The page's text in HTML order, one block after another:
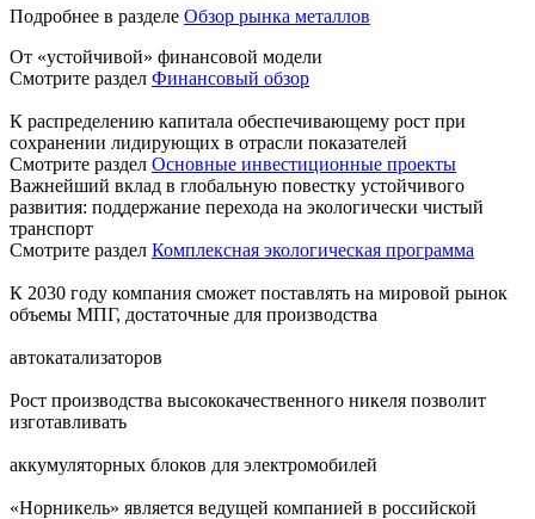
Подробнее в разделе Обзор рынка металлов
От «устойчивой» финансовой модели
Смотрите раздел Финансовый обзор
К распределению капитала обеспечивающему рост при
сохранении лидирующих в отрасли показателей
Смотрите раздел Основные инвестиционные проекты
Важнейший вклад в глобальную повестку устойчивого
развития: поддержание перехода на экологически чистый
транспорт
Смотрите раздел Комплексная экологическая программа
К 2030 году компания сможет поставлять на мировой рынок
объемы МПГ, достаточные для производства
автокатализаторов
Рост производства высококачественного никеля позволит
изготавливать
аккумуляторных блоков для электромобилей
«Норникель» является ведущей компанией в российской